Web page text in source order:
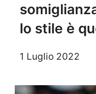
lo stile è
1 Luglio 2022